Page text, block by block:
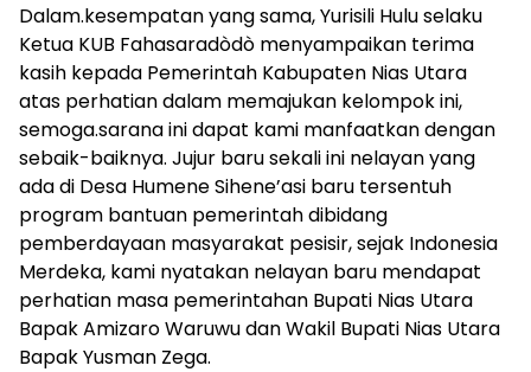
Dalam.kesempatan yang sama, Yurisili Hulu selaku
Ketua KUB Fahasaradòdò menyampaikan terima
kasih kepada Pemerintah Kabupaten Nias Utara
atas perhatian dalam memajukan kelompok ini,
semoga.sarana ini dapat kami manfaatkan dengan
sebaik-baiknya. Jujur baru sekali ini nelayan yang
ada di Desa Humene Sihene’asi baru tersentuh
program bantuan pemerintah dibidang
pemberdayaan masyarakat pesisir, sejak Indonesia
Merdeka, kami nyatakan nelayan baru mendapat
perhatian masa pemerintahan Bupati Nias Utara
Bapak Amizaro Waruwu dan Wakil Bupati Nias Utara
Bapak Yusman Zega.